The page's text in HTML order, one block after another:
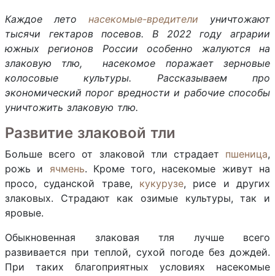
Каждое лето насекомые-вредители уничтожают
тысячи гектаров посевов. В 2022 году аграрии
южных регионов России особенно жалуются на
злаковую тлю, насекомое поражает зерновые
колосовые культуры. Рассказываем про
экономический порог вредности и рабочие способы
уничтожить злаковую тлю.
Развитие злаковой тли
Больше всего от злаковой тли страдает пшеница,
рожь и ячмень. Кроме того, насекомые живут на
просо, суданской траве, кукурузе, рисе и других
злаковых. Страдают как озимые культуры, так и
яровые.
Обыкновенная злаковая тля лучше всего
развивается при теплой, сухой погоде без дождей.
При таких благоприятных условиях насекомые